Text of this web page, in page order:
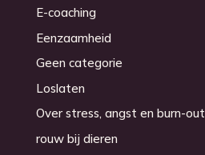
E-coaching
Eenzaamheid
Geen categorie
Loslaten
Over stress, angst en burn-out
rouw bij dieren